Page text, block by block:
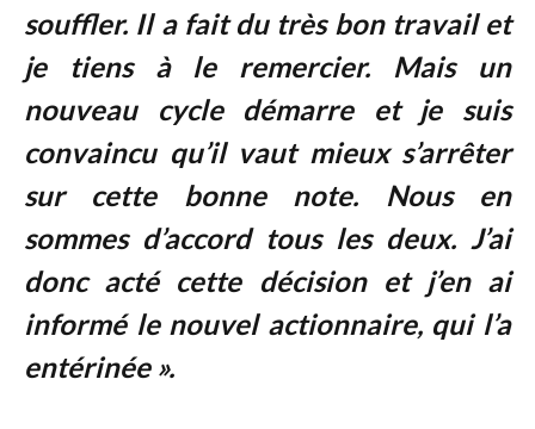
souffler. Il a fait du très bon travail et
je tiens à le remercier. Mais un
nouveau cycle démarre et je suis
convaincu qu’il vaut mieux s’arrêter
sur cette bonne note. Nous en
sommes d’accord tous les deux. J’ai
donc acté cette décision et j’en ai
informé le nouvel actionnaire, qui l’a
entérinée ».